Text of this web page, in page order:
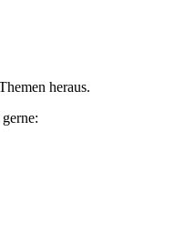
heraus.